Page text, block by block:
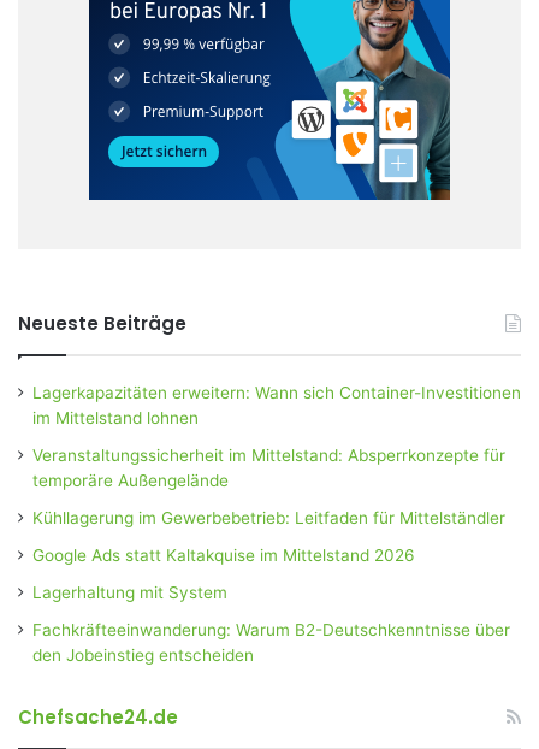
Neueste Beiträge
Lagerkapazitäten erweitern: Wann sich Container-Investitionen
im Mittelstand lohnen
Veranstaltungssicherheit im Mittelstand: Absperrkonzepte für
temporäre Außengelände
Kühllagerung im Gewerbebetrieb: Leitfaden für Mittelständler
Google Ads statt Kaltakquise im Mittelstand 2026
Lagerhaltung mit System
Fachkräfteeinwanderung: Warum B2-Deutschkenntnisse über
den Jobeinstieg entscheiden
Chefsache24.de